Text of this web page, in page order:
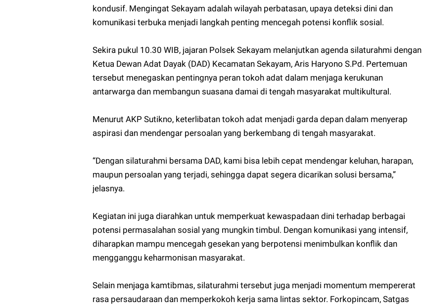
kondusif. Mengingat Sekayam adalah wilayah perbatasan, upaya deteksi dini dan
komunikasi terbuka menjadi langkah penting mencegah potensi konflik sosial.
Sekira pukul 10.30 WIB, jajaran Polsek Sekayam melanjutkan agenda silaturahmi dengan
Ketua Dewan Adat Dayak (DAD) Kecamatan Sekayam, Aris Haryono S.Pd. Pertemuan
tersebut menegaskan pentingnya peran tokoh adat dalam menjaga kerukunan
antarwarga dan membangun suasana damai di tengah masyarakat multikultural.
Menurut AKP Sutikno, keterlibatan tokoh adat menjadi garda depan dalam menyerap
aspirasi dan mendengar persoalan yang berkembang di tengah masyarakat.
“Dengan silaturahmi bersama DAD, kami bisa lebih cepat mendengar keluhan, harapan,
maupun persoalan yang terjadi, sehingga dapat segera dicarikan solusi bersama,”
jelasnya.
Kegiatan ini juga diarahkan untuk memperkuat kewaspadaan dini terhadap berbagai
potensi permasalahan sosial yang mungkin timbul. Dengan komunikasi yang intensif,
diharapkan mampu mencegah gesekan yang berpotensi menimbulkan konflik dan
mengganggu keharmonisan masyarakat.
Selain menjaga kamtibmas, silaturahmi tersebut juga menjadi momentum mempererat
rasa persaudaraan dan memperkokoh kerja sama lintas sektor. Forkopincam, Satgas